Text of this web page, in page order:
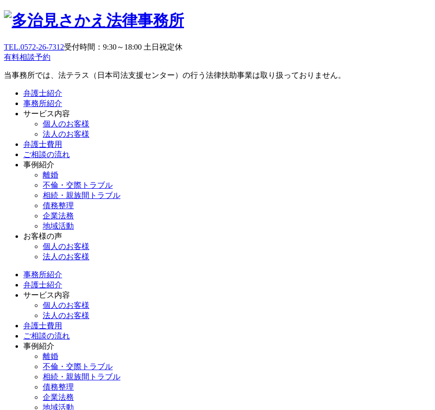
TEL.0572-26-7312受付時間：9:30～18:00 土日祝定休
有料相談予約
当事務所では、法テラス（日本司法支援センター）の行う法律扶助事業は取り扱っておりません。
弁護士紹介
事務所紹介
サービス内容
個人のお客様
法人のお客様
弁護士費用
ご相談の流れ
事例紹介
離婚
不倫・交際トラブル
相続・親族間トラブル
債務整理
企業法務
地域活動
お客様の声
個人のお客様
法人のお客様
事務所紹介
弁護士紹介
サービス内容
個人のお客様
法人のお客様
弁護士費用
ご相談の流れ
事例紹介
離婚
不倫・交際トラブル
相続・親族間トラブル
債務整理
企業法務
地域活動